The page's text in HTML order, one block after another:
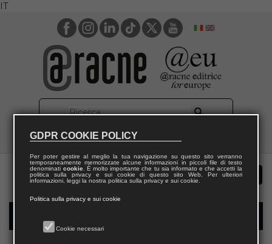
IT
Modulo richiesta saggio biblioteca
GDPR COOKIE POLICY
Per poter gestire al meglio la tua navigazione su questo sito verranno
temporaneamente memorizzate alcune informazioni in piccoli file di testo
denominati cookie. È molto importante che tu sia informato e che accetti la
politica sulla privacy e sui cookie di questo sito Web. Per ulteriori
informazioni, leggi la nostra politica sulla privacy e sui cookie.
Politica sulla privacy e sui cookie
Cookie necessari